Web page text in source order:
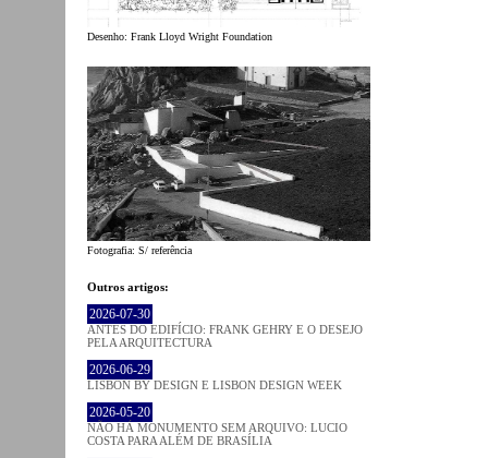
Desenho: Frank Lloyd Wright Foundation
Fotografia: S/ referência
Outros artigos:
2026-07-30
ANTES DO EDIFÍCIO: FRANK GEHRY E O DESEJO
PELA ARQUITECTURA
2026-06-29
LISBON BY DESIGN E LISBON DESIGN WEEK
2026-05-20
NÃO HÁ MONUMENTO SEM ARQUIVO: LUCIO
COSTA PARA ALÉM DE BRASÍLIA